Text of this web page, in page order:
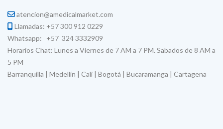
atencion@amedicalmarket.com
Llamadas: +57 300 912 0229
Whatsapp: +57 324 3332909
Horarios Chat: Lunes a Viernes de 7 AM a 7 PM. Sabados de 8 AM a
5 PM
Barranquilla | Medellín | Cali | Bogotá | Bucaramanga | Cartagena